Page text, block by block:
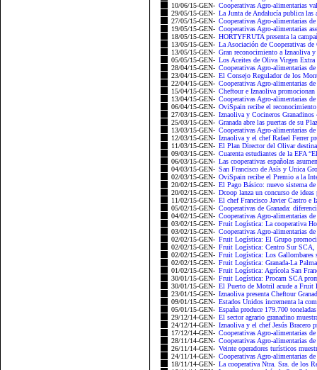
10/06/15-GEN- Cooperativas Agro-alimentarias
29/05/15-GEN- La Junta de Andalucía publica las
27/05/15-GEN- Cooperativas Agro-alimentarias
19/05/15-GEN- Cooperativas Agro-alimentarias
18/05/15-GEN- HORTYFRUTA presenta la
13/05/15-GEN- La Asociación de Cooperativas
13/05/15-GEN- Gran reconocimiento a Iznaoliva
05/05/15-GEN- Los Aceites de Oliva Virgen Extra
28/04/15-GEN- Cooperativas Agro-alimentarias
23/04/15-GEN- El Consejo Regulador de los
22/04/15-GEN- Cooperativas Agro-alimentarias
15/04/15-GEN- Cheftour e Iznaoliva
13/04/15-GEN- Cooperativas Agro-alimentarias
06/04/15-GEN- OviSpain recibe el
27/03/15-GEN- Iznaoliva y Cocineros
25/03/15-GEN- Granada abre las puertas de su
13/03/15-GEN- Cooperativas Agro-alimentarias
12/03/15-GEN- Iznaoliva y el chef Rafael Ferrer
11/03/15-GEN- El Plan Director del Olivar
09/03/15-GEN- Cuarenta estudiantes de la EFA
06/03/15-GEN- Las cooperativas españolas
04/03/15-GEN- San Francisco de Asís y Unica
02/03/15-GEN- OviSpain recibe el Premio a la
20/02/15-GEN- El Pago Básico: nuevo sistema de
20/02/15-GEN- Dcoop lanza un concurso de
11/02/15-GEN- El chef Francisco Javier Castro
05/02/15-GEN- Cooperativas de Granada:
04/02/15-GEN- Cooperativas Agro-alimentarias
03/02/15-GEN- Fruit Logística: La cooperativa
03/02/15-GEN- Cooperativas Agro-alimentarias
02/02/15-GEN- Fruit Logística: El Grupo
02/02/15-GEN- Fruit Logística: Centro Sur SCA,
02/02/15-GEN- Fruit Logística: Los Gallombares
02/02/15-GEN- Fruit Logística: Granada-La
01/02/15-GEN- Fruit Logística: Agrícola San
30/01/15-GEN- Fruit Logística: Procam SCA
30/01/15-GEN- El Puerto de Motril acude a Fruit
23/01/15-GEN- Iznaoliva presenta Cheftour
09/01/15-GEN- Estados Unidos incrementa la
05/01/15-GEN- España produce 179.700
29/12/14-GEN- El sector agrario granadino
24/12/14-GEN- Iznaoliva y el chef Jesús Bracero
17/12/14-GEN- Cooperativas Agro-alimentarias
28/11/14-GEN- Cooperativas Agro-alimentarias
26/11/14-GEN- Veinte operadores turísticos
24/11/14-GEN- Cooperativas Agro-alimentarias
18/11/14-GEN- La cooperativa Ntra. Sra. de los